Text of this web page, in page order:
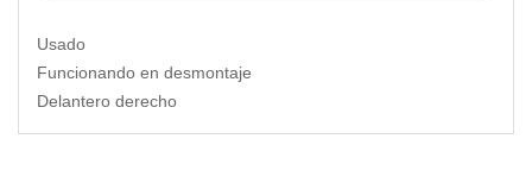
Usado
Funcionando en desmontaje
Delantero derecho